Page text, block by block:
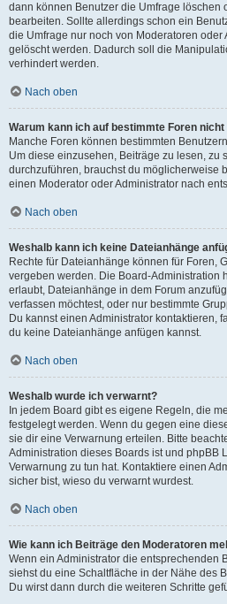
dann können Benutzer die Umfrage löschen
bearbeiten. Sollte allerdings schon ein
die Umfrage nur noch von Moderatoren
gelöscht werden. Dadurch soll die
verhindert werden.
Nach oben
Warum kann ich auf bestimmte Foren
Manche Foren können bestimmten
Um diese einzusehen, Beiträge zu lesen, zu
durchzuführen, brauchst du möglicherweise
einen Moderator oder Administrator nach
Nach oben
Weshalb kann ich keine Dateianhänge
Rechte für Dateianhänge können für Foren,
vergeben werden. Die Board-Administration
erlaubt, Dateianhänge in dem Forum
verfassen möchtest, oder nur bestimmte
Du kannst einen Administrator kontaktieren,
du keine Dateianhänge anfügen kannst.
Nach oben
Weshalb wurde ich verwarnt?
In jedem Board gibt es eigene Regeln, die
festgelegt werden. Wenn du gegen eine
sie dir eine Verwarnung erteilen. Bitte
Administration dieses Boards ist und phpBB
Verwarnung zu tun hat. Kontaktiere einen
sicher bist, wieso du verwarnt wurdest.
Nach oben
Wie kann ich Beiträge den Moderatoren
Wenn ein Administrator die entsprechenden
siehst du eine Schaltfläche in der Nähe des
Du wirst dann durch die weiteren Schritte